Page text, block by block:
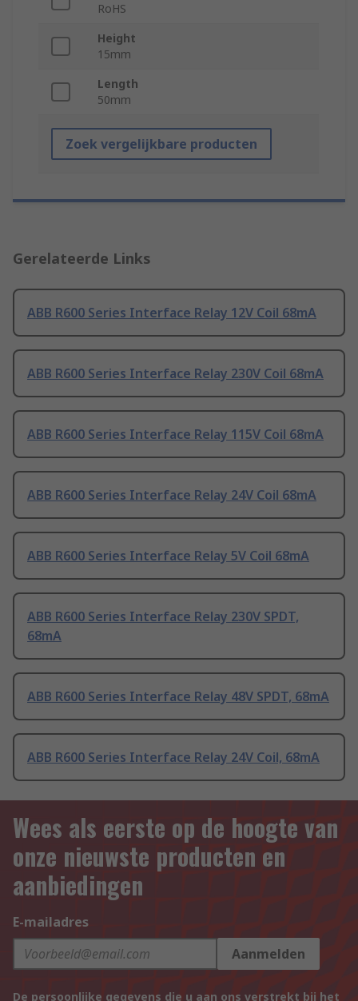
RoHS
Height
15mm
Length
50mm
Zoek vergelijkbare producten
Gerelateerde Links
ABB R600 Series Interface Relay 12V Coil 68mA
ABB R600 Series Interface Relay 230V Coil 68mA
ABB R600 Series Interface Relay 115V Coil 68mA
ABB R600 Series Interface Relay 24V Coil 68mA
ABB R600 Series Interface Relay 5V Coil 68mA
ABB R600 Series Interface Relay 230V SPDT,
68mA
ABB R600 Series Interface Relay 48V SPDT, 68mA
ABB R600 Series Interface Relay 24V Coil, 68mA
Wees als eerste op de hoogte van
onze nieuwste producten en
aanbiedingen
E-mailadres
Aanmelden
De persoonlijke gegevens die u aan ons verstrekt bij het